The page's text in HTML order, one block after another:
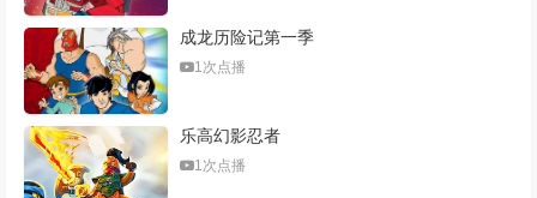
成龙历险记第一季
1次点播
乐高幻影忍者
1次点播